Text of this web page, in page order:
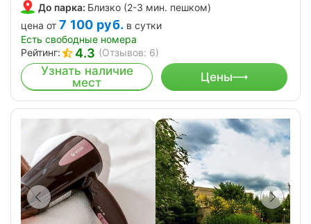
До парка: Близко (2-3 мин. пешком)
цена от 7 100 руб. в сутки
Есть свободные номера
Рейтинг:
4.3 (Отзывов: 6)
Узнать наличие
мест
Цены